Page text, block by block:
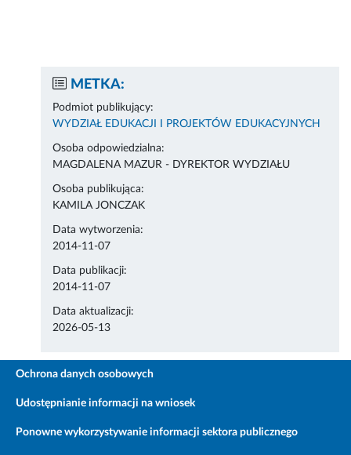
METKA:
Podmiot publikujący:
WYDZIAŁ EDUKACJI I PROJEKTÓW EDUKACYJNYCH
Osoba odpowiedzialna:
MAGDALENA MAZUR - DYREKTOR WYDZIAŁU
Osoba publikująca:
KAMILA JONCZAK
Data wytworzenia:
2014-11-07
Data publikacji:
2014-11-07
Data aktualizacji:
2026-05-13
Ochrona danych osobowych
Udostępnianie informacji na wniosek
Ponowne wykorzystywanie informacji sektora publicznego